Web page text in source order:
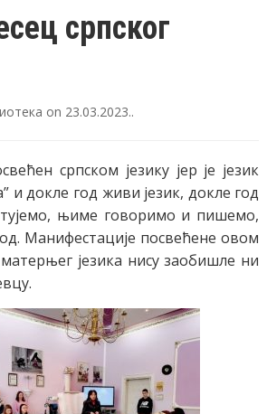
српског
on 23.03.2023..
српском језику јер је језик
и докле год живи језик, докле год
њиме говоримо и пишемо,
Манифестације посвећене овом
језика нису заобишле ни